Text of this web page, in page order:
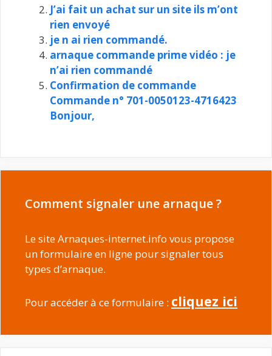
J’ai fait un achat sur un site ils m’ont
rien envoyé
je n ai rien commandé.
arnaque commande prime vidéo : je
n’ai rien commandé
Confirmation de commande
Commande n° 701-0050123-4716423
Bonjour,
Comment signaler une arnaque ?
Le site Arnaques-internet.info vous propose
un formulaire en ligne pour signaler tous
types d’arnaque.
Pour accéder à ce formulaire : cliquez ici